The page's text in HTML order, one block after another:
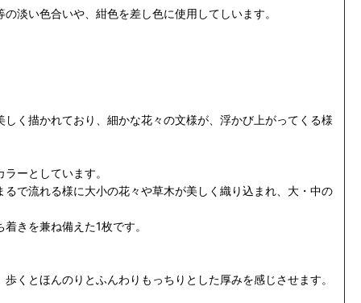
の淡い色合いや 、紺色を差し色に使用してしいます。
く描かれており、細かな花々の文様が、浮かび上がってくる様
ーとしています。
で流れる様に大小の花々や草木が美しく織り込まれ、大・中の
きを兼ね備えた1枚です。
くとほんのりとふんわり もっちり とした厚みを感じさせます。